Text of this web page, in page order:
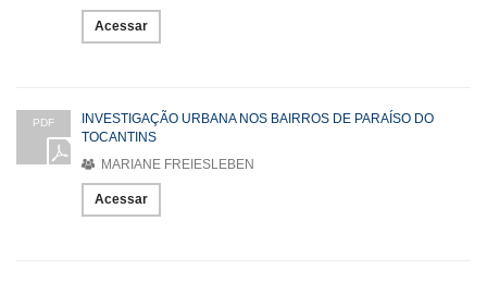
Acessar
PDF
INVESTIGAÇÃO URBANA NOS BAIRROS DE PARAÍSO DO
TOCANTINS
MARIANE FREIESLEBEN
Acessar